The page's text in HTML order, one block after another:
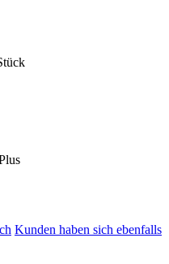
Kunden haben sich ebenfalls